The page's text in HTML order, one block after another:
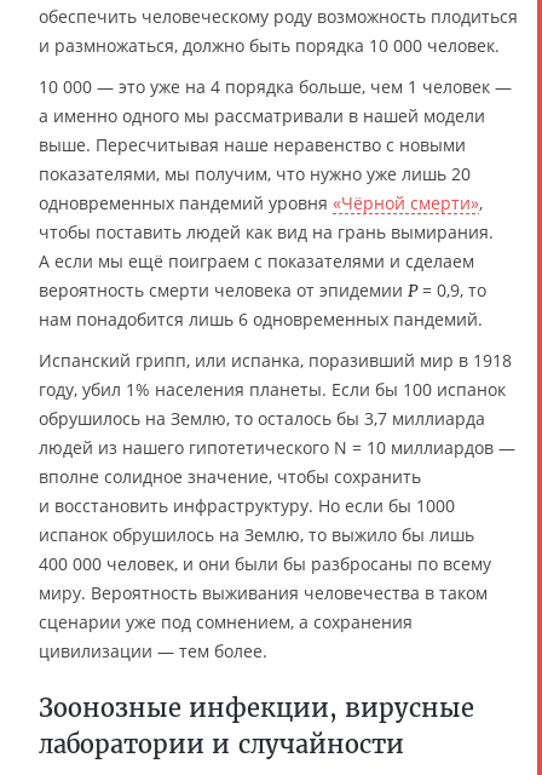
обеспечить человеческому роду возможность плодиться
и размножаться, должно быть порядка 10 000 человек.
10 000 — это уже на 4 порядка больше, чем 1 человек —
а именно одного мы рассматривали в нашей модели
выше. Пересчитывая наше неравенство с новыми
показателями, мы получим, что нужно уже лишь 20
одновременных пандемий уровня «Чёрной смерти»,
чтобы поставить людей как вид на грань вымирания.
А если мы ещё поиграем с показателями и сделаем
вероятность смерти человека от эпидемии P= 0,9, то
нам понадобится лишь 6 одновременных пандемий.
Испанский грипп, или испанка, поразивший мир в 1918
году, убил 1% населения планеты. Если бы 100 испанок
обрушилось на Землю, то осталось бы 3,7 миллиарда
людей из нашего гипотетического N = 10 миллиардов —
вполне солидное значение, чтобы сохранить
и восстановить инфраструктуру. Но если бы 1000
испанок обрушилось на Землю, то выжило бы лишь
400 000 человек, и они были бы разбросаны по всему
миру. Вероятность выживания человечества в таком
сценарии уже под сомнением, а сохранения
цивилизации — тем более.
Зоонозные инфекции, вирусные
лаборатории и случайности